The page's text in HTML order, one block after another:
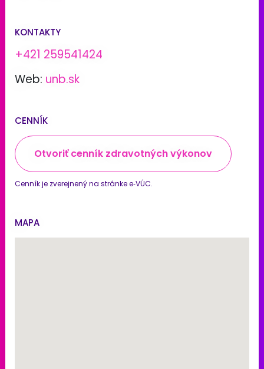
KONTAKTY
+421 259541424
Web: unb.sk
CENNÍK
Otvoriť cenník zdravotných výkonov
Cenník je zverejnený na stránke e‑VÚC.
MAPA